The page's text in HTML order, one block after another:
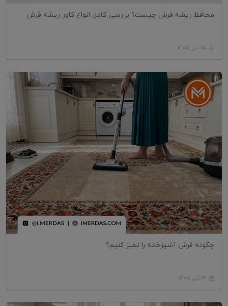
محافظ ریشه فرش چیست؟ بررسی کامل انواع کاور ریشه فرش
15 تیر 1405
چگونه فرش آشپزخانه را تمیز کنیم؟
13 تیر 1405